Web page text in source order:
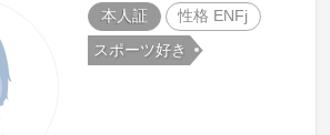
本人証 性格 ENFj
スポーツ好き